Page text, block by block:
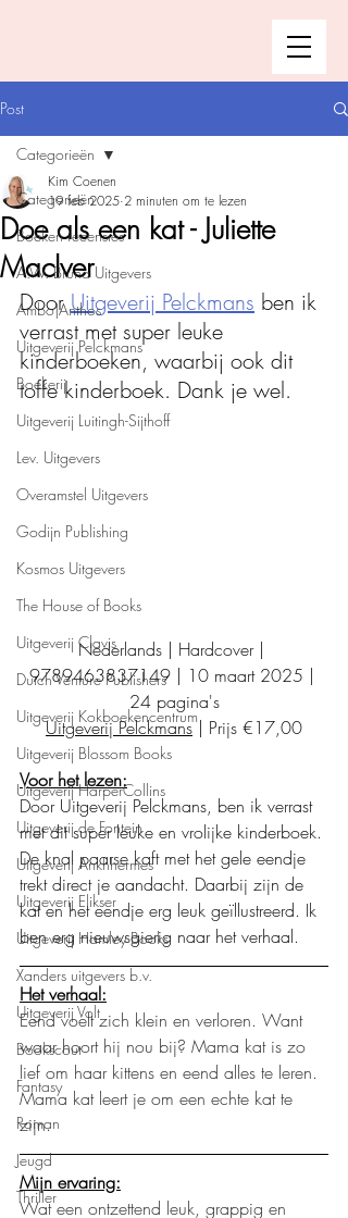
Post
Categorieën
Boeken recensies
A.W. Bruna Uitgevers
Ambo|Anthos
Uitgeverij Pelckmans
Boekerij
Uitgeverij Luitingh-Sijthoff
Lev. Uitgevers
Overamstel Uitgevers
Godijn Publishing
Kosmos Uitgevers
The House of Books
Uitgeverij Clavis
Dutch Venture Publishers
Uitgeverij Kokboekencentrum
Uitgeverij Blossom Books
Uitgeverij HarperCollins
Uitgeverij de Fontein
Uitgeverij Ankhhermes
Uitgeverij Elikser
Uitgeverij Hamley Books
Xanders uitgevers b.v.
Uitgeverij Volt
Bookscout
Fantasy
Roman
Jeugd
Thriller
Categorieën
Doe als een kat - Juliette
Maclver
Kim Coenen
19 feb 2025 2 minuten om te lezen
Door Uitgeverij Pelckmans ben ik
verrast met super leuke
kinderboeken, waarbij ook dit
toffe kinderboek. Dank je wel.
Nederlands | Hardcover |
9789463837149 | 10 maart 2025 |
24 pagina's
Uitgeverij Pelckmans | Prijs €17,00
Voor het lezen:
Door Uitgeverij Pelckmans, ben ik verrast
met dit super leuke en vrolijke kinderboek.
De knal paarse kaft met het gele eendje
trekt direct je aandacht. Daarbij zijn de
kat en het eendje erg leuk geïllustreerd. Ik
ben erg nieuwsgierig naar het verhaal.
Het verhaal:
Eend voelt zich klein en verloren. Want
waar hoort hij nou bij? Mama kat is zo
lief om haar kittens en eend alles te leren.
Mama kat leert je om een echte kat te
zijn.
Mijn ervaring:
Wat een ontzettend leuk, grappig en